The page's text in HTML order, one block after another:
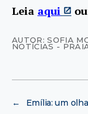
Leia aqui
AUTOR: SOFIA
NOTÍCIAS -
←
Emília: um